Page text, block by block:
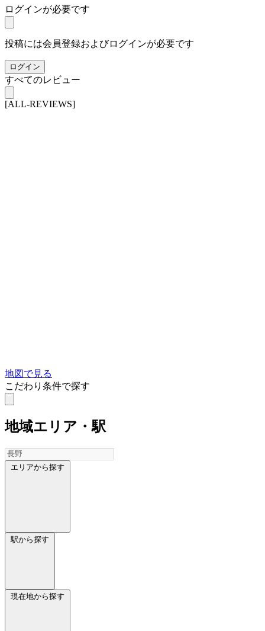
ログインが必要です
投稿には会員登録およびログインが必要です
ログイン
すべてのレビュー
[ALL-REVIEWS]
地図で見る
こだわり条件で探す
地域エリア・駅
エリアから探す
駅から探す
現在地から探す